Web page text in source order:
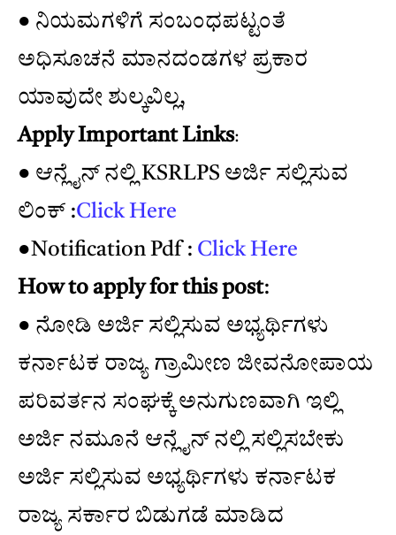
● ನಿಯಮಗಳಿಗೆ ಸಂಬಂಧಪಟ್ಟಂತೆ
ಅಧಿಸೂಚನೆ ಮಾನದಂಡಗಳ ಪ್ರಕಾರ
ಯಾವುದೇ ಶುಲ್ಕವಿಲ್ಲ,
Apply Important Links:
● ಆನ್ಲೈನ್ ನಲ್ಲಿ KSRLPS ಅರ್ಜಿ ಸಲ್ಲಿಸುವ
ಲಿಂಕ್ :Click Here
●Notification Pdf : Click Here
How to apply for this post:
● ನೋಡಿ ಅರ್ಜಿ ಸಲ್ಲಿಸುವ ಅಭ್ಯರ್ಥಿಗಳು
ಕರ್ನಾಟಕ ರಾಜ್ಯ ಗ್ರಾಮೀಣ ಜೀವನೋಪಾಯ
ಪರಿವರ್ತನ ಸಂಘಕ್ಕೆ ಅನುಗುಣವಾಗಿ ಇಲ್ಲಿ
ಅರ್ಜಿ ನಮೂನೆ ಆನ್ಲೈನ್ ನಲ್ಲಿ ಸಲ್ಲಿಸಬೇಕು
ಅರ್ಜಿ ಸಲ್ಲಿಸುವ ಅಭ್ಯರ್ಥಿಗಳು ಕರ್ನಾಟಕ
ರಾಜ್ಯ ಸರ್ಕಾರ ಬಿಡುಗಡೆ ಮಾಡಿದ